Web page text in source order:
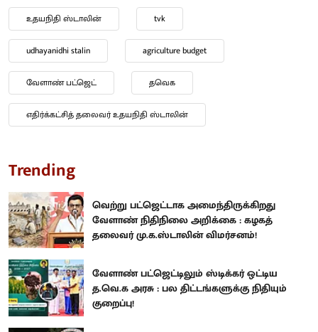
உதயநிதி ஸ்டாலின் tvk
udhayanidhi stalin agriculture budget
வேளாண் பட்ஜெட் தவெக
எதிர்க்கட்சித் தலைவர் உதயநிதி ஸ்டாலின்
Trending
வெற்று பட்ஜெட்டாக அமைந்திருக்கிறது
வேளாண் நிதிநிலை அறிக்கை : கழகத்
தலைவர் மு.க.ஸ்டாலின் விமர்சனம்!
வேளாண் பட்ஜெட்டிலும் ஸ்டிக்கர் ஒட்டிய
த.வெ.க அரசு : பல திட்டங்களுக்கு நிதியும்
குறைப்பு!